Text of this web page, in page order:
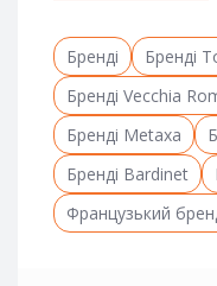
Бренді Бренді
Бренді Vecchia
Бренді Metaxa
Бренді Bardinet
Французький